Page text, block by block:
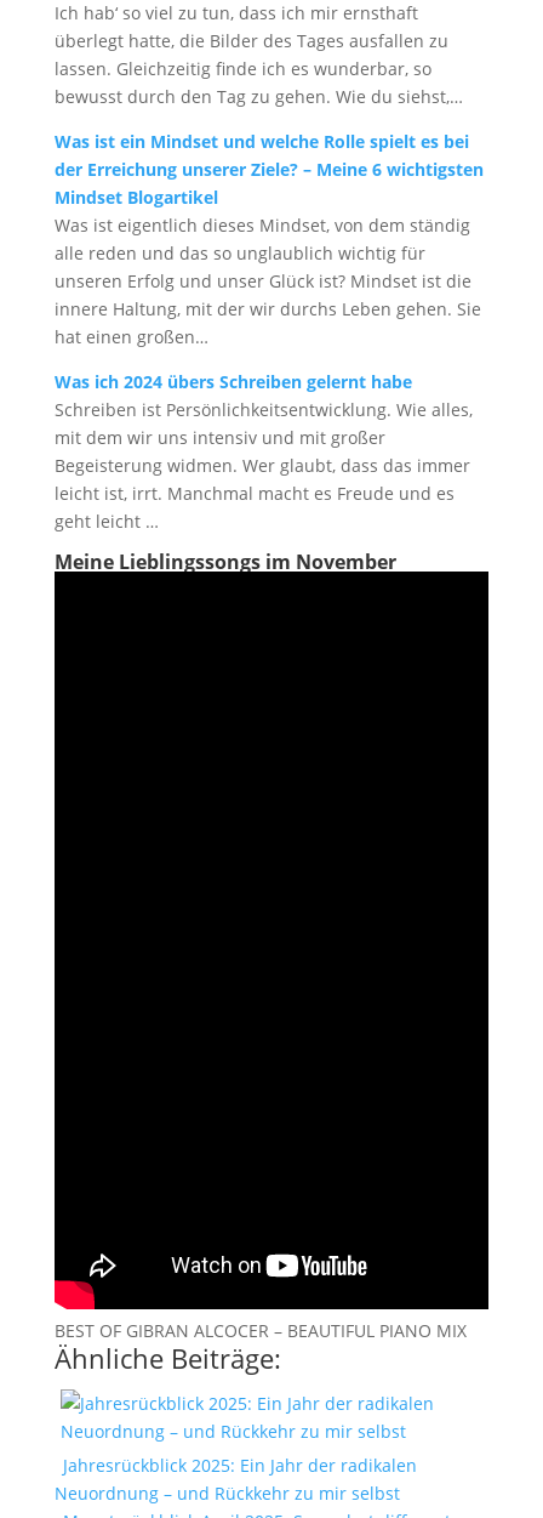
Ich hab‘ so viel zu tun, dass ich mir ernsthaft
überlegt hatte, die Bilder des Tages ausfallen zu
lassen. Gleichzeitig finde ich es wunderbar, so
bewusst durch den Tag zu gehen. Wie du siehst,…
Was ist ein Mindset und welche Rolle spielt es bei
der Erreichung unserer Ziele? – Meine 6 wichtigsten
Mindset Blogartikel
Was ist eigentlich dieses Mindset, von dem ständig
alle reden und das so unglaublich wichtig für
unseren Erfolg und unser Glück ist? Mindset ist die
innere Haltung, mit der wir durchs Leben gehen. Sie
hat einen großen…
Was ich 2024 übers Schreiben gelernt habe
Schreiben ist Persönlichkeitsentwicklung. Wie alles,
mit dem wir uns intensiv und mit großer
Begeisterung widmen. Wer glaubt, dass das immer
leicht ist, irrt. Manchmal macht es Freude und es
geht leicht …
Meine Lieblingssongs im November
BEST OF GIBRAN ALCOCER – BEAUTIFUL PIANO MIX
Ähnliche Beiträge:
Jahresrückblick 2025: Ein Jahr der radikalen
Neuordnung – und Rückkehr zu mir selbst